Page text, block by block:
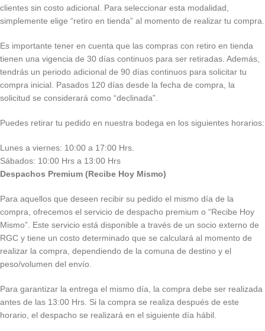
clientes sin costo adicional. Para seleccionar esta modalidad,
simplemente elige “retiro en tienda” al momento de realizar tu compra.
Es importante tener en cuenta que las compras con retiro en tienda
tienen una vigencia de 30 días continuos para ser retiradas. Además,
tendrás un periodo adicional de 90 días continuos para solicitar tu
compra inicial. Pasados 120 días desde la fecha de compra, la
solicitud se considerará como “declinada”.
Puedes retirar tu pedido en nuestra bodega en los siguientes horarios:
Lunes a viernes: 10:00 a 17:00 Hrs.
Sábados: 10:00 Hrs a 13:00 Hrs
Despachos Premium (Recibe Hoy Mismo)
Para aquellos que deseen recibir su pedido el mismo día de la
compra, ofrecemos el servicio de despacho premium o “Recibe Hoy
Mismo”. Este servicio está disponible a través de un socio externo de
RGC y tiene un costo determinado que se calculará al momento de
realizar la compra, dependiendo de la comuna de destino y el
peso/volumen del envío.
Para garantizar la entrega el mismo día, la compra debe ser realizada
antes de las 13:00 Hrs. Si la compra se realiza después de este
horario, el despacho se realizará en el siguiente día hábil.